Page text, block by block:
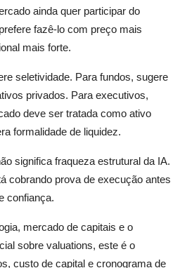
ainda quer participar do
fazê-lo com preço mais
mais forte.
seletividade. Para fundos, sugere
privados. Para executivos,
deve ser tratada como ativo
formalidade de liquidez.
significa fraqueza estrutural da IA.
cobrando prova de execução antes
confiança.
mercado de capitais e o
sobre valuations, este é o
custo de capital e cronograma de